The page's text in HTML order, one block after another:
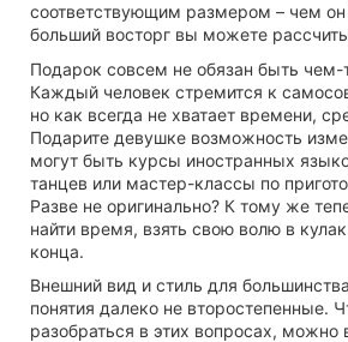
соответствующим размером – чем
больший восторг вы можете
Подарок совсем не обязан быть
Каждый человек стремится к
но как всегда не хватает времени,
Подарите девушке возможность
могут быть курсы иностранных
танцев или мастер-классы по
Разве не оригинально? К тому же
найти время, взять свою волю в
конца.
Внешний вид и стиль для
понятия далеко не второстепенные.
разобраться в этих вопросах, можно